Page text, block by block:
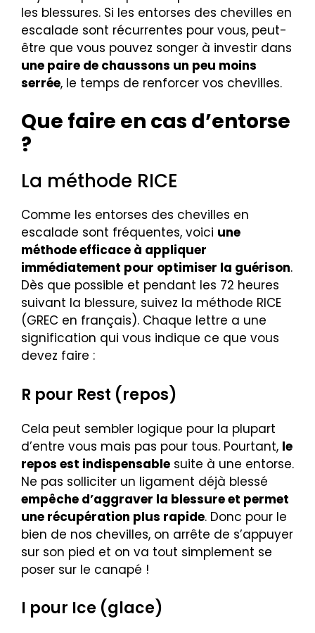
les blessures. Si les entorses des chevilles en
escalade sont récurrentes pour vous, peut-
être que vous pouvez songer à investir dans
une paire de chaussons un peu moins
serrée, le temps de renforcer vos chevilles.
Que faire en cas d’entorse
?
La méthode RICE
Comme les entorses des chevilles en
escalade sont fréquentes, voici une
méthode efficace à appliquer
immédiatement pour optimiser la guérison.
Dès que possible et pendant les 72 heures
suivant la blessure, suivez la méthode RICE
(GREC en français). Chaque lettre a une
signification qui vous indique ce que vous
devez faire :
R pour Rest (repos)
Cela peut sembler logique pour la plupart
d’entre vous mais pas pour tous. Pourtant, le
repos est indispensable suite à une entorse.
Ne pas solliciter un ligament déjà blessé
empêche d’aggraver la blessure et permet
une récupération plus rapide. Donc pour le
bien de nos chevilles, on arrête de s’appuyer
sur son pied et on va tout simplement se
poser sur le canapé !
I pour Ice (glace)